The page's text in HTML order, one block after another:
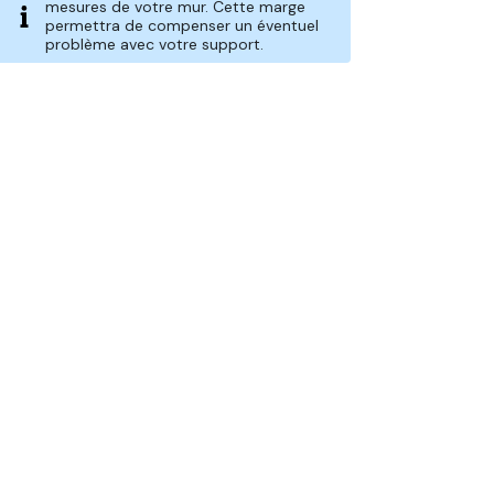
mesures de votre mur. Cette marge
permettra de compenser un éventuel
problème avec votre support.